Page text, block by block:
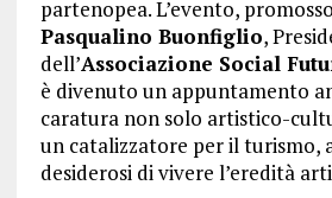
partenopea. L’evento,
Pasqualino Buonfiglio,
dell’Associazione Social
è divenuto un appuntamento
caratura non solo artistico-
un catalizzatore per il turismo,
desiderosi di vivere l’eredità